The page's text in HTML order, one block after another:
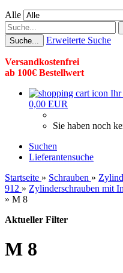
Alle
Suche... Erweiterte Suche
Versandkostenfrei
ab 100€ Bestellwert
Ihr
0,00 EUR
Sie haben noch
Suchen
Lieferantensuche
Startseite » Schrauben »
912 » Zylinderschrauben mit
» M 8
Aktueller Filter
M 8